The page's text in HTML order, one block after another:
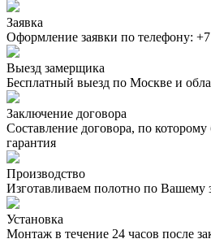
Заявка
Оформление заявки по телефону:
Выезд замерщика
Бесплатный выезд по Москве и
Заключение договора
Составление договора, по которому
гарантия
Производство
Изготавливаем полотно по Вашему
Установка
Монтаж в течение 24 часов после